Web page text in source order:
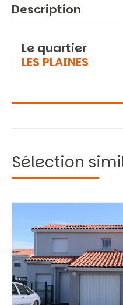
Description
Le quartier
LES PLAINES
Sélection